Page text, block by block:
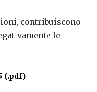
contribuiscono
le
(.pdf)